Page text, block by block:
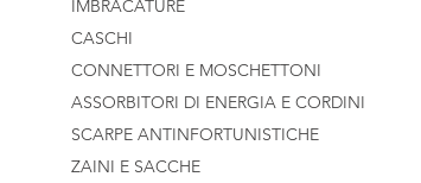
IMBRACATURE
CASCHI
CONNETTORI E MOSCHETTONI
ASSORBITORI DI ENERGIA E CORDINI
SCARPE ANTINFORTUNISTICHE
ZAINI E SACCHE